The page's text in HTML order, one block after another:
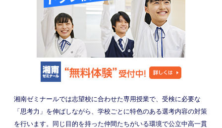
湘南ゼミナールでは志望校に合わせた専用授業で、受検に必要な
「思考力」を伸ばしながら、学校ごとに特色のある選考内容の対策
を行います。同じ目的を持った仲間たちがいる環境で公立中高一貫